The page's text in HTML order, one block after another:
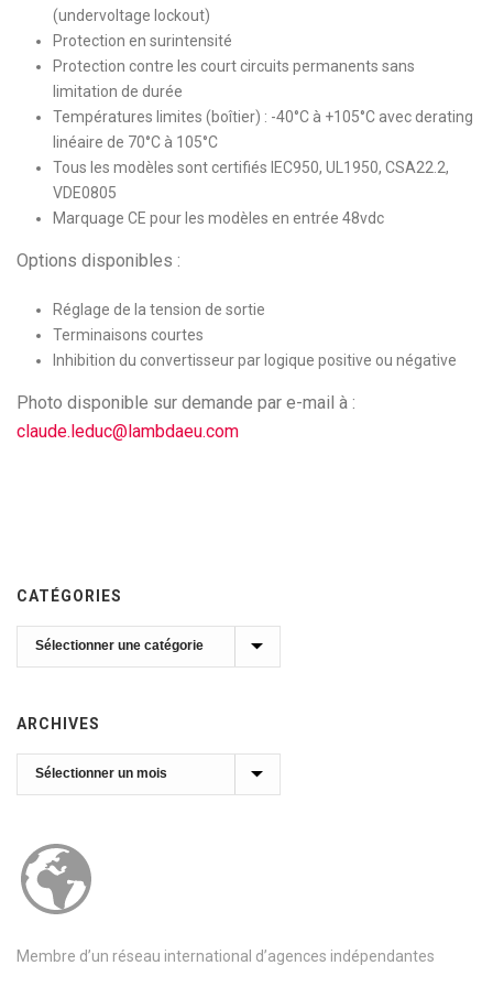
(undervoltage lockout)
Protection en surintensité
Protection contre les court circuits permanents sans
limitation de durée
Températures limites (boîtier) : -40°C à +105°C avec derating
linéaire de 70°C à 105°C
Tous les modèles sont certifiés IEC950, UL1950, CSA22.2,
VDE0805
Marquage CE pour les modèles en entrée 48vdc
Options disponibles :
Réglage de la tension de sortie
Terminaisons courtes
Inhibition du convertisseur par logique positive ou négative
Photo disponible sur demande par e-mail à :
claude.leduc@lambdaeu.com
CATÉGORIES
Catégories
ARCHIVES
Archives
Membre d’un réseau international d’agences indépendantes